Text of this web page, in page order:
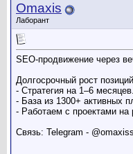
Omaxis
Лаборант
SEO-продвижение через
Долгосрочный рост
- Стратегия на 1–6 месяцев.
- База из 1300+ активных
- Работаем с проектами
Связь: Telegram - @omaxiss